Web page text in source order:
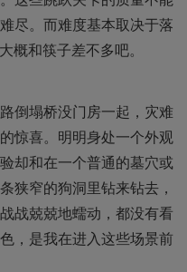
尽。而难度基本取决于落
和筷子差不多吧。
倒塌桥没门房一起，灾难
惊喜。明明身处一个外观
却和在一个普通的墓穴或
狭窄的狗洞里钻来钻去，
战兢兢地蠕动，都没有看
，是我在进入这些场景前